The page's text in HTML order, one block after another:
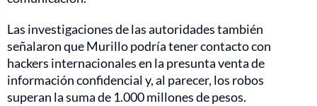
Las investigaciones de las autoridades también
señalaron que Murillo podría tener contacto con
hackers internacionales en la presunta venta de
información confidencial y, al parecer, los robos
superan la suma de 1.000 millones de pesos.